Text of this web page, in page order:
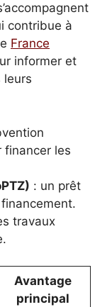
contribue à
France
informer et
leurs
financer les
: un prêt
travaux
Avantage
principal